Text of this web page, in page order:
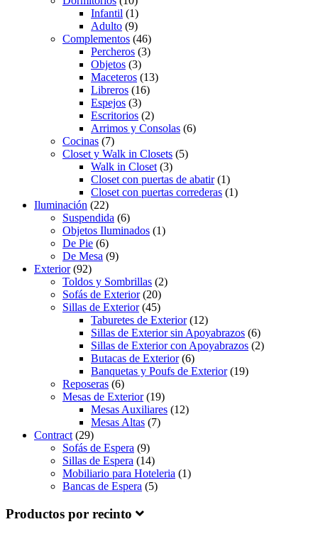
Infantil (1)
Adulto (9)
Complementos (46)
Percheros (3)
Objetos (3)
Maceteros (13)
Libreros (16)
Espejos (3)
Escritorios (2)
Arrimos y Consolas (6)
Cocinas (7)
Closet y Walk in Closets (5)
Walk in Closet (3)
Closet con puertas de abatir(1)
Closet con puertas correderas (1)
Iluminación (22)
Suspendida (6)
Objetos Iluminados (1)
De Pie (6)
De Mesa (9)
Exterior(92)
Toldos y Sombrillas (2)
Sofás de Exterior(20)
Sillas de Exterior(45)
Taburetes de Exterior(12)
Sillas de Exterior sin Apoyabrazos (6)
Sillas de Exterior con Apoyabrazos (2)
Butacas de Exterior(6)
Banquetas y Poufs de Exterior(19)
Reposeras (6)
Mesas de Exterior(19)
Mesas Auxiliares (12)
Mesas Altas (7)
Contract (29)
Sofás de Espera (9)
Sillas de Espera (14)
Mobiliario para Hoteleria (1)
Bancas de Espera (5)
Productos por recinto